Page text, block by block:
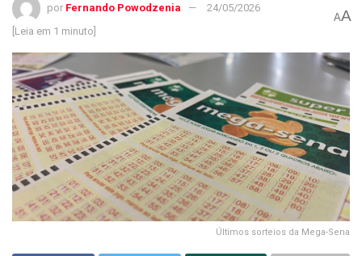
por Fernando Powodzenia
24/05/2026
[Leia em 1 minuto]
AA
Últimos sorteios da Mega-Sena